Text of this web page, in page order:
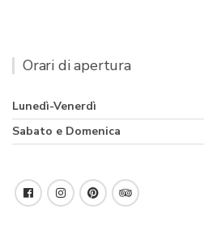
Orari di apertura
Lunedì-Venerdì
Sabato e Domenica